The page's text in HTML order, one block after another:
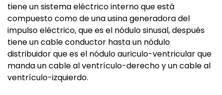
tiene un sistema eléctrico interno que está
compuesto como de una usina generadora del
impulso eléctrico, que es el nódulo sinusal, después
tiene un cable conductor hasta un nódulo
distribuidor que es el nódulo auriculo-ventricular que
manda un cable al ventrículo-derecho y un cable al
ventrículo-izquierdo.